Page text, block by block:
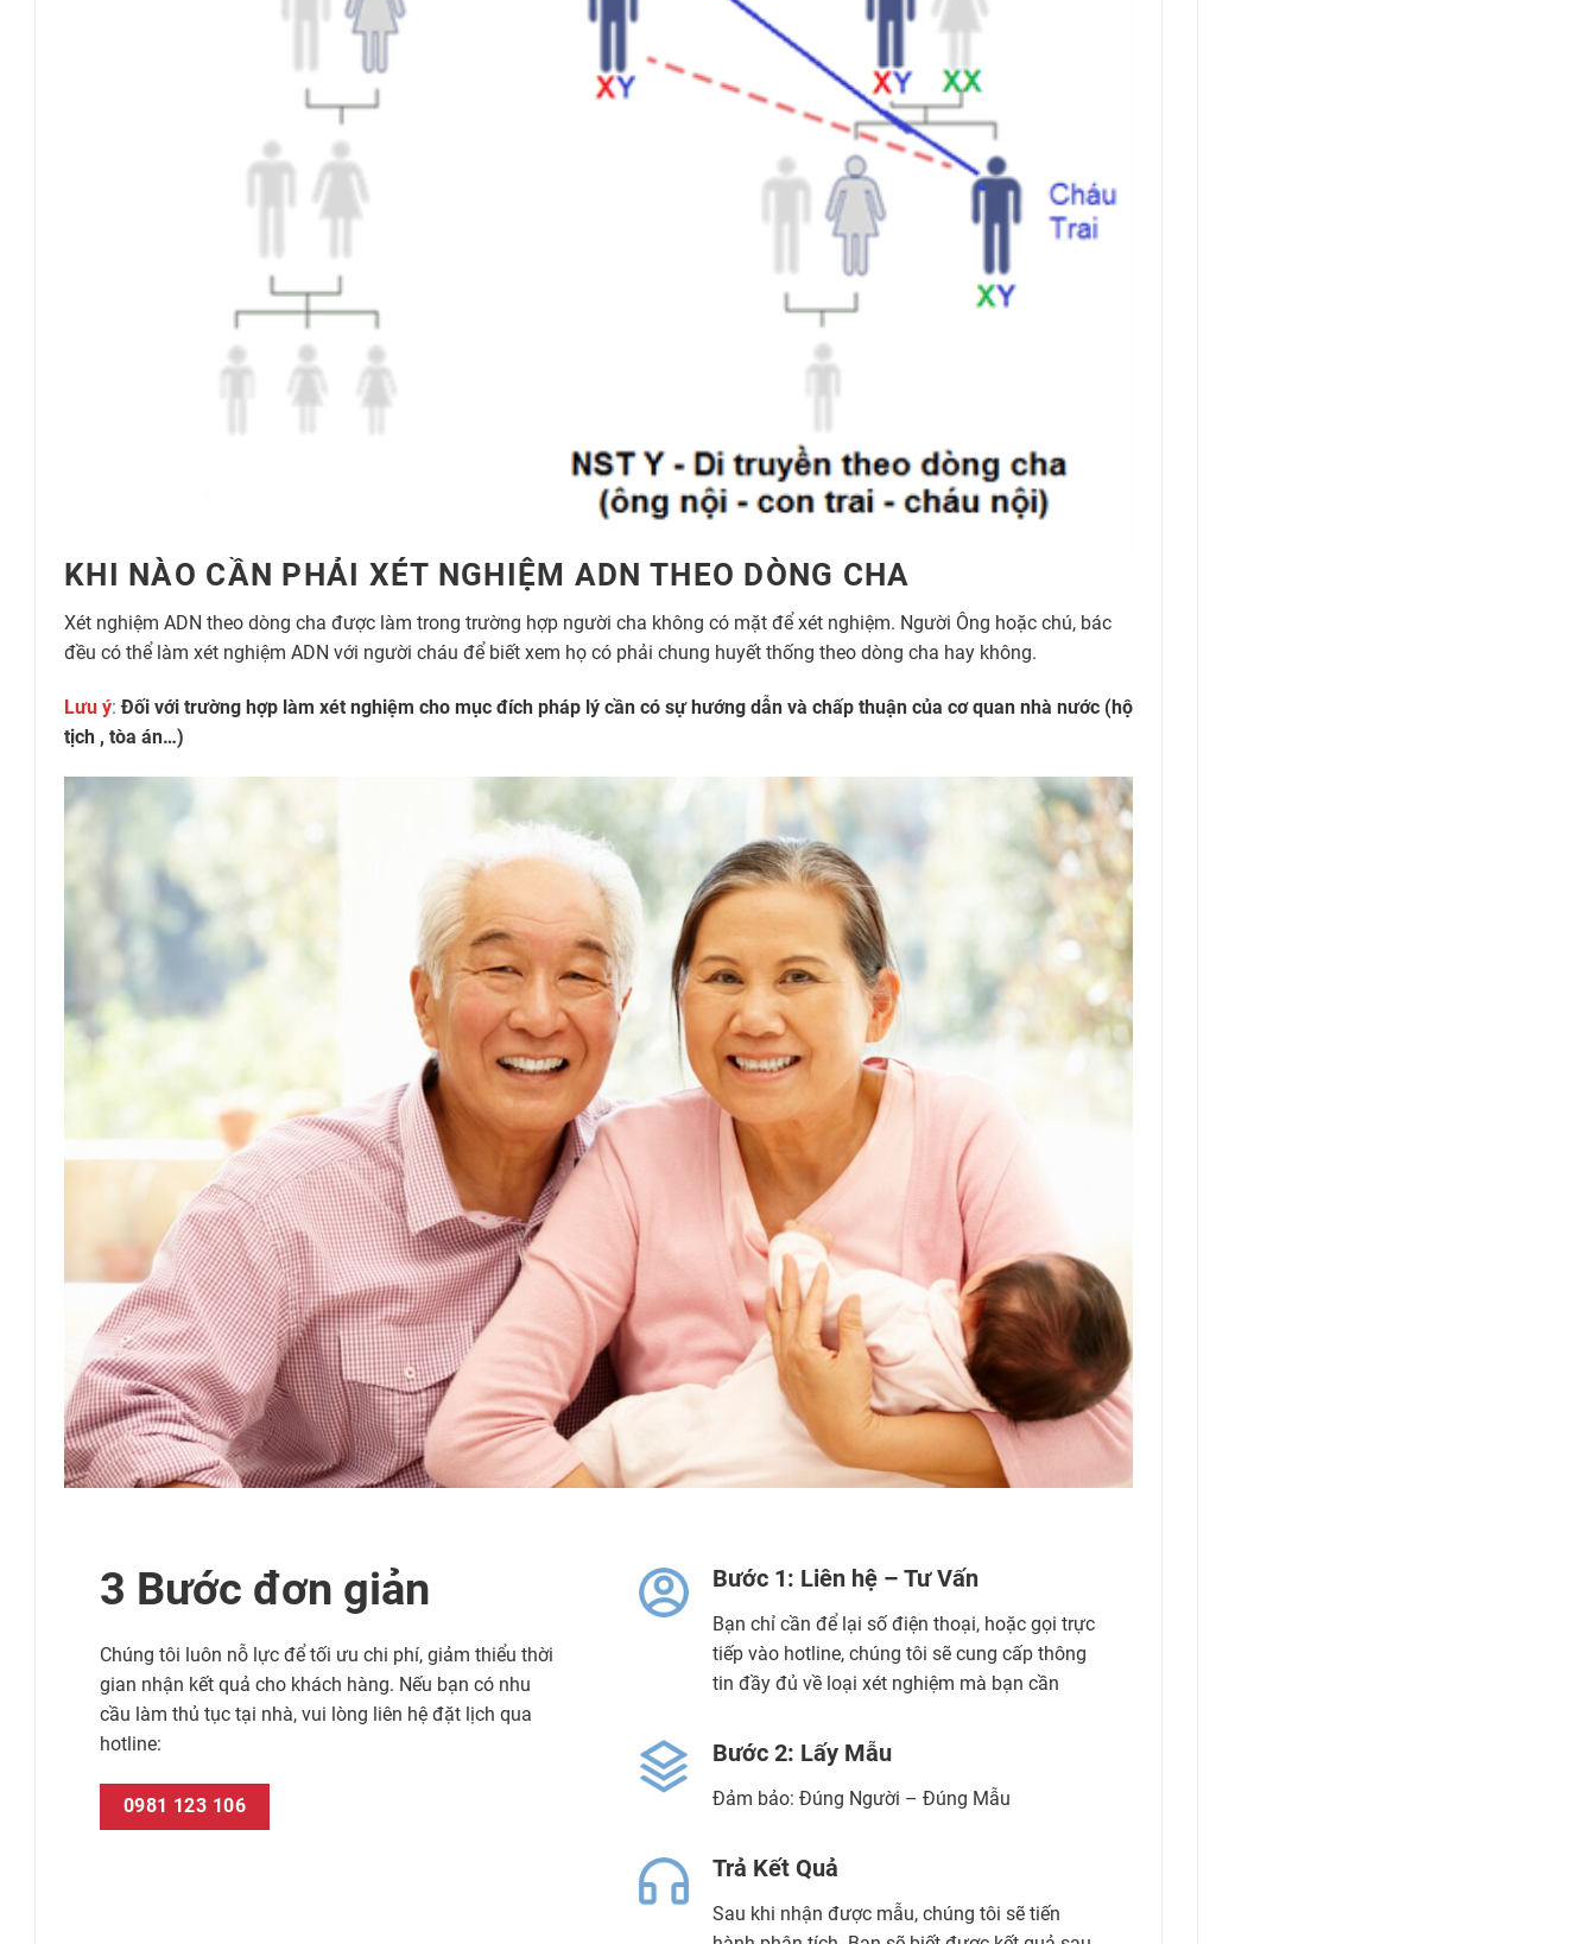
KHI NÀO CẦN PHẢI XÉT NGHIỆM ADN THEO DÒNG CHA
Xét nghiệm ADN theo dòng cha được làm trong trường hợp người cha không có mặt để xét nghiệm. Người Ông hoặc chú, bác
đều có thể làm xét nghiệm ADN với người cháu để biết xem họ có phải chung huyết thống theo dòng cha hay không.
Lưu ý: Đối với trường hợp làm xét nghiệm cho mục đích pháp lý cần có sự hướng dẫn và chấp thuận của cơ quan nhà nước (hộ
tịch , tòa án…)
3 Bước đơn giản
Chúng tôi luôn nỗ lực để tối ưu chi phí, giảm thiểu thời
gian nhận kết quả cho khách hàng. Nếu bạn có nhu
cầu làm thủ tục tại nhà, vui lòng liên hệ đặt lịch qua
hotline:
0981 123 106
Bước 1: Liên hệ – Tư Vấn
Bạn chỉ cần để lại số điện thoại, hoặc gọi trực
tiếp vào hotline, chúng tôi sẽ cung cấp thông
tin đầy đủ về loại xét nghiệm mà bạn cần
Bước 2: Lấy Mẫu
Đảm bảo: Đúng Người – Đúng Mẫu
Trả Kết Quả
Sau khi nhận được mẫu, chúng tôi sẽ tiến